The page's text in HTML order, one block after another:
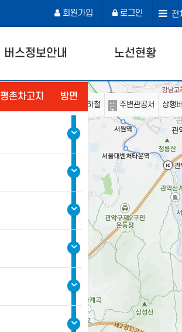
회원가입 로그인 전
버스정보안내 노선현황
평촌차고지 방면
주변지하철 주변관공서 상행